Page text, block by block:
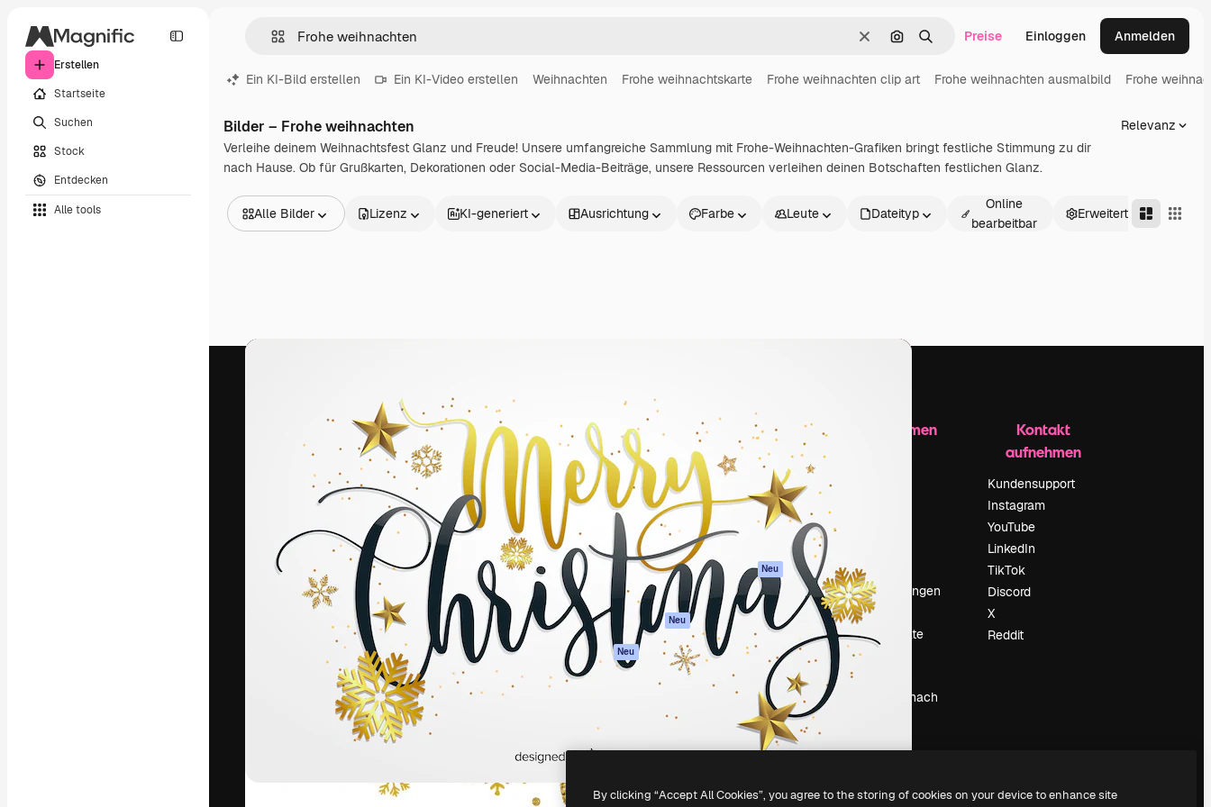
Erstellen
Startseite
Suchen
Stock
Entdecken
Alle tools
LöschenNach Bild suchen
SuchenPreise Einloggen Anmelden
Ein KI-Bild erstellen Ein KI-Video erstellen Weihnachten Frohe weihnachtskarte Frohe weihnachten clip art Frohe weihnachten ausmalbild Frohe
Bilder – Frohe weihnachten
Verleihe deinem Weihnachtsfest Glanz und Freude! Unsere umfangreiche Sammlung mit Frohe-Weihnachten-Grafiken bringt festliche Stimmung zu dir
nach Hause. Ob für Grußkarten, Dekorationen oder Social-Media-Beiträge, unsere Ressourcen verleihen deinen Botschaften festlichen Glanz.
Relevanz
Alle Bilder
Videos
Lizenz KI-generiert Ausrichtung Farbe Leute Dateityp
Online
bearbeitbar
Erweitert
Die kreative Plattform, um deine beste
Arbeit zu verwirklichen. Mehr als 1 Million
Abonnenten unter Kreativen, Unternehmen,
Agenturen und Studios.
Deutsch
Produkte
Spaces
KI-Assistent
KI-Bildgenerator
KI-Videogenerator
KI-
Stimmengenerator
Stock-Inhalte
MCP für
Claude/ChatGPT
Neu
Agenten Neu
API
Alle Magnific-Tools
Loslegen
Academy
Dokumentation
Support
AGB
Datenschutzerklärung
Originale Neu
Cookie-Richtlinie
Vertrauenszentrum
Partner
Unternehmen
Unternehmen
Blog
Veranstaltungen
Slidesgo
Deine Inhalte
verkaufen
Pressesaal
Suchst du nach
Kontakt
aufnehmen
Kundensupport
Instagram
YouTube
LinkedIn
TikTok
Discord
X
Reddit
By clicking “Accept All Cookies”, you agree to the storing of cookies on your device to enhance site